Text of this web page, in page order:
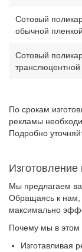
Сотовый
обычной пленкой
Сотовый
транслюцентной
По срокам
рекламы
Подробно
Мы предлагаем
Обращаясь к нам,
максимально
Почему мы в этом
Изготавливая